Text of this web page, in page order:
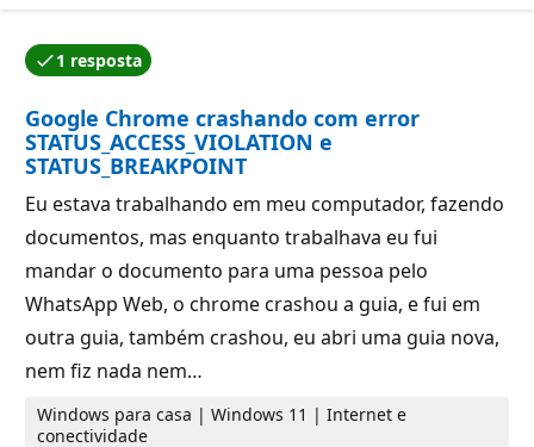
p
u
t
ç
ã
o
s
d
e
e
p
u
t
ç
o
1 resposta
Uma das respostas foi aceita pelo autor da pergunta.
Google Chrome crashando com error
STATUS_ACCESS_VIOLATION e
STATUS_BREAKPOINT
Eu estava trabalhando em meu computador, fazendo
documentos, mas enquanto trabalhava eu fui
mandar o documento para uma pessoa pelo
WhatsApp Web, o chrome crashou a guia, e fui em
outra guia, também crashou, eu abri uma guia nova,
nem fiz nada nem…
Windows para casa | Windows 11 | Internet e
conectividade